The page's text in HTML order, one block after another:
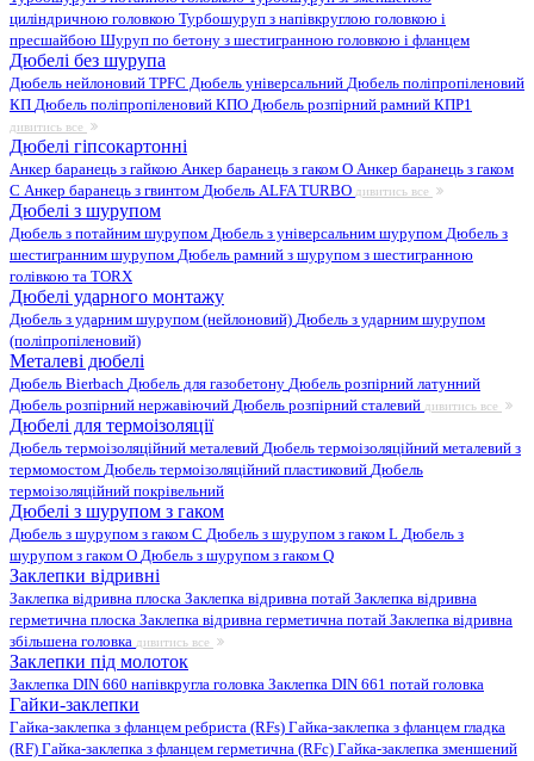
циліндричною головкою Турбошуруп з напівкруглою головкою і
пресшайбою Шуруп по бетону з шестигранною головкою і фланцем
Дюбелі без шурупа
Дюбель нейлоновий TPFC Дюбель універсальний Дюбель поліпропіленовий
КП Дюбель поліпропіленовий КПО Дюбель розпірний рамний КПР1
дивитись все
Дюбелі гіпсокартонні
Анкер баранець з гайкою Анкер баранець з гаком O Анкер баранець з гаком
С Анкер баранець з гвинтом Дюбель ALFA TURBO дивитись все
Дюбелі з шурупом
Дюбель з потайним шурупом Дюбель з універсальним шурупом Дюбель з
шестигранним шурупом Дюбель рамний з шурупом з шестигранною
голівкою та TORX
Дюбелі ударного монтажу
Дюбель з ударним шурупом (нейлоновий) Дюбель з ударним шурупом
(поліпропіленовий)
Металеві дюбелі
Дюбель Bierbach Дюбель для газобетону Дюбель розпірний латунний
Дюбель розпірний нержавіючий Дюбель розпірний сталевий дивитись все
Дюбелі для термоізоляції
Дюбель термоізоляційний металевий Дюбель термоізоляційний металевий з
термомостом Дюбель термоізоляційний пластиковий Дюбель
термоізоляційний покрівельний
Дюбелі з шурупом з гаком
Дюбель з шурупом з гаком C Дюбель з шурупом з гаком L Дюбель з
шурупом з гаком O Дюбель з шурупом з гаком Q
Заклепки відривні
Заклепка відривна плоска Заклепка відривна потай Заклепка відривна
герметична плоска Заклепка відривна герметична потай Заклепка відривна
збільшена головка дивитись все
Заклепки під молоток
Заклепка DIN 660 напівкругла головка Заклепка DIN 661 потай головка
Гайки-заклепки
Гайка-заклепка з фланцем ребриста (RFs) Гайка-заклепка з фланцем гладка
(RF) Гайка-заклепка з фланцем герметична (RFc) Гайка-заклепка зменшений